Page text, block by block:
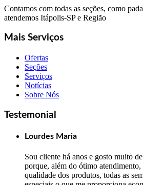
Contamos com todas as seções, como
atendemos Itápolis-SP e Região
Mais Serviços
Ofertas
Seções
Serviços
Notícias
Sobre Nós
Testemonial
Lourdes Maria
Sou cliente há anos e gosto muito
porque, além do ótimo
qualidade dos produtos, todas as